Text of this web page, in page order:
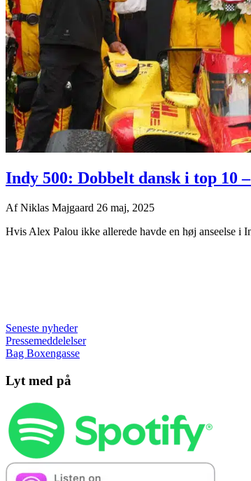
Indy 500: Dobbelt dansk i top 10
AfNiklas Majgaard 26 maj, 2025
Hvis Alex Palou ikke allerede havde en høj anseelse i
Seneste nyheder
Pressemeddelelser
Bag Boxengasse
Lyt med på